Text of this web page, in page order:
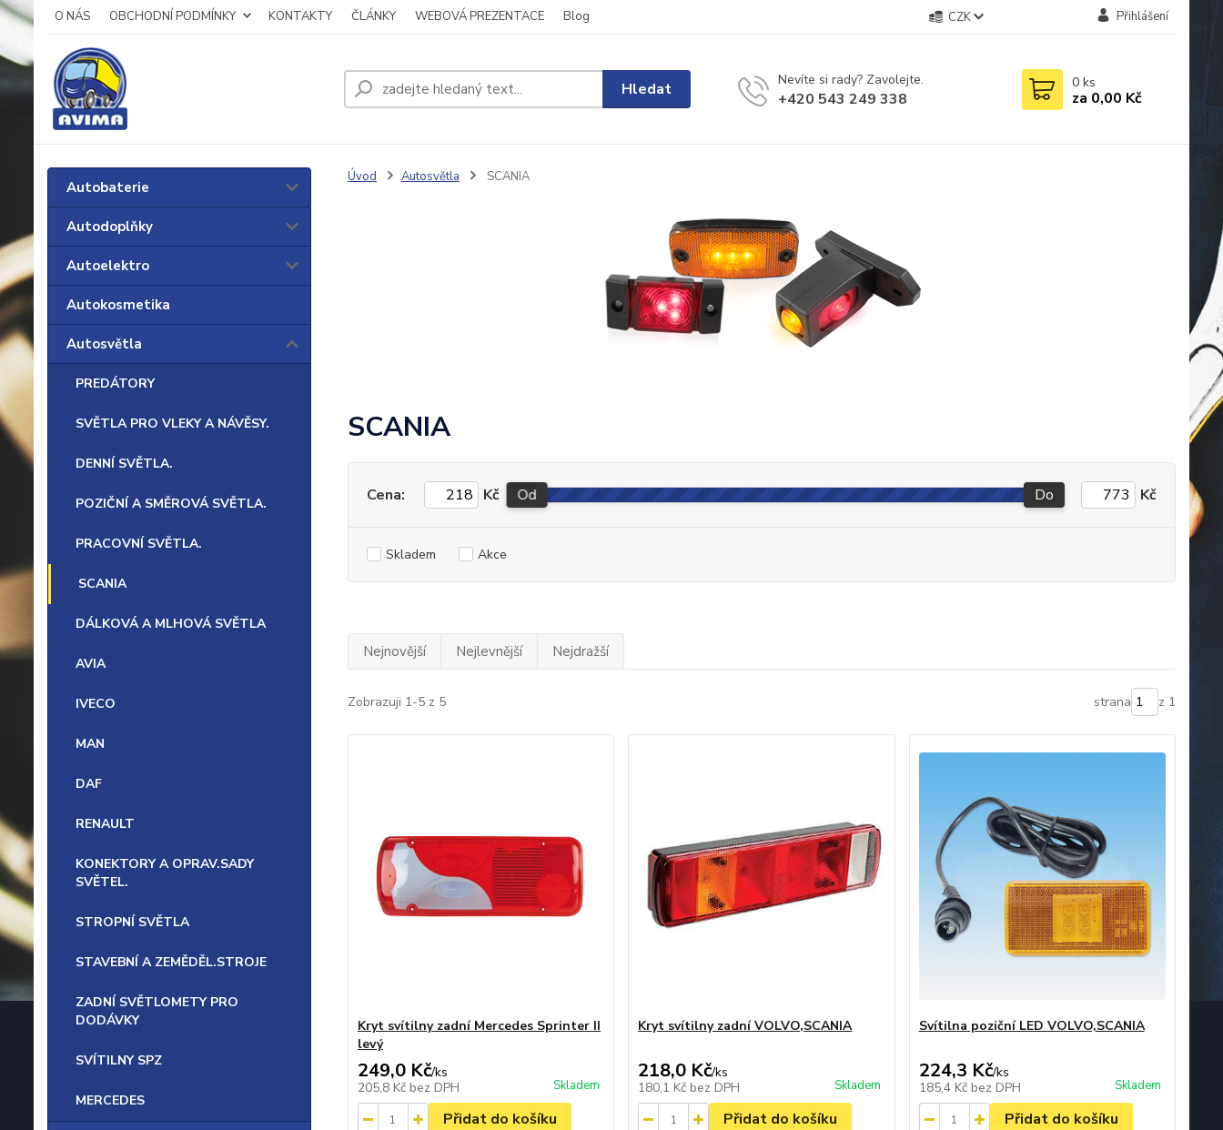
O NÁS OBCHODNÍ PODMÍNKY KONTAKTY ČLÁNKY WEBOVÁ PREZENTACE Blog CZK Přihlášení
Hledat Nevíte si rady? Zavolejte.
+420 543 249 338
0 ks
za 0,00 Kč
Autobaterie
Autodoplňky
Autoelektro
Autokosmetika
Autosvětla
PREDÁTORY
SVĚTLA PRO VLEKY A NÁVĚSY.
DENNÍ SVĚTLA.
POZIČNÍ A SMĚROVÁ SVĚTLA.
PRACOVNÍ SVĚTLA.
SCANIA
DÁLKOVÁ A MLHOVÁ SVĚTLA
AVIA
IVECO
MAN
DAF
RENAULT
KONEKTORY A OPRAV.SADY
SVĚTEL.
STROPNÍ SVĚTLA
STAVEBNÍ A ZEMĚDĚL.STROJE
ZADNÍ SVĚTLOMETY PRO
DODÁVKY
SVÍTILNY SPZ
MERCEDES
Úvod Autosvětla SCANIA
SCANIA
Cena: Kč Od Do Kč
Skladem Akce
Nejnovější Nejlevnější Nejdražší
Zobrazuji 1-5 z 5 strana z 1
Kryt svítilny zadní Mercedes Sprinter II
levý
249,0 Kč/ks
205,8 Kč bez DPH Skladem
Přidat do košíku
Kryt svítilny zadní VOLVO,SCANIA
218,0 Kč/ks
180,1 Kč bez DPH Skladem
Přidat do košíku
Svítilna poziční LED VOLVO,SCANIA
224,3 Kč/ks
185,4 Kč bez DPH Skladem
Přidat do košíku